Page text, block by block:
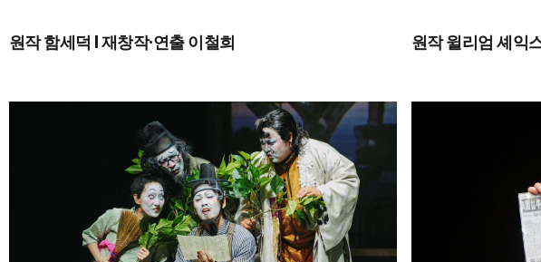
원작 함세덕 l 재창작·연출 이철희 원작 윌리엄 셰익